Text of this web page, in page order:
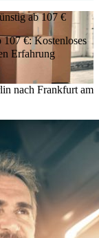
ab 107 €
€: Kostenloses
Erfahrung
nach Frankfurt am